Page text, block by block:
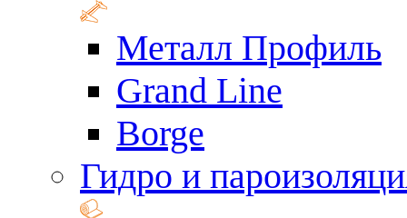
Металл Профиль
Grand Line
Borge
Гидро и